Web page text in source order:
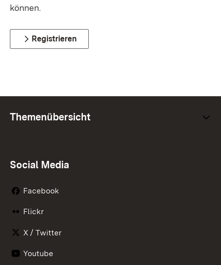
können.
Registrieren
Themenübersicht
Social Media
Facebook
Flickr
X / Twitter
Youtube